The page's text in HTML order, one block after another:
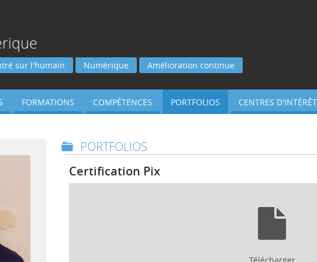
sur l'humain Numérique Amélioration continue
FORMATIONS COMPÉTENCES PORTFOLIOS CENTRES D'INTÉRÊT
PORTFOLIOS
Certification Pix